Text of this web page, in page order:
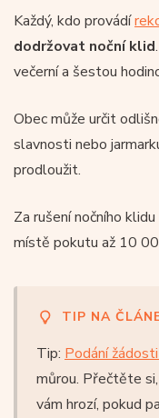
Každý, kdo provádí
dodržovat noční klid
večerní a šestou
Obec může určit
slavnosti nebo
prodloužit.
Za rušení nočního
místě pokutu až 10
TIP NA
Tip: Podání
můrou. Přečtěte
vám hrozí, pokud